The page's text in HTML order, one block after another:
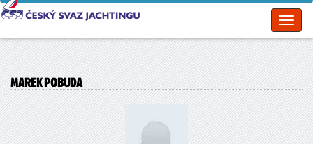
MAREK POBUDA